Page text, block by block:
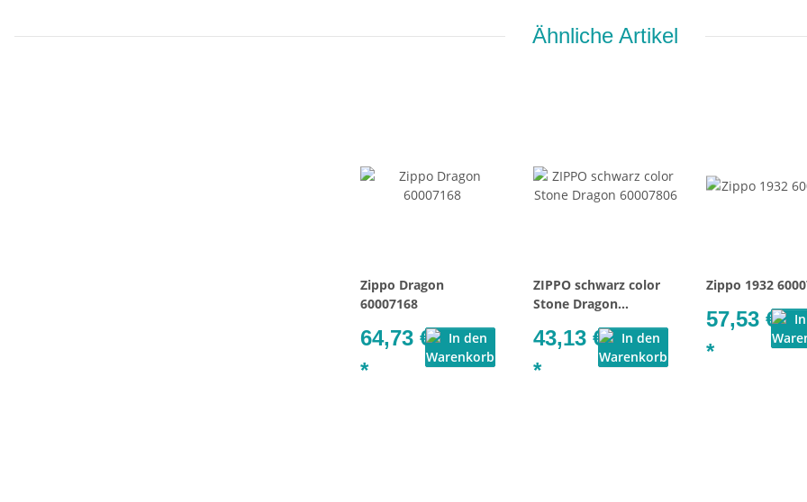
Ähnliche Artikel
Zippo Dragon
60007168
64,73 €
*
ZIPPO schwarz color
Stone Dragon
43,13 €
*
Zippo 1932
57,53 €
*